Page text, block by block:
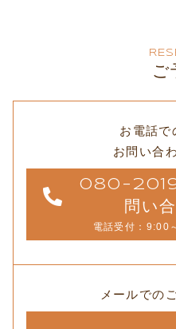
ご
お電話で
お問い合
080-
問い
電話受付：9:00
メールでの